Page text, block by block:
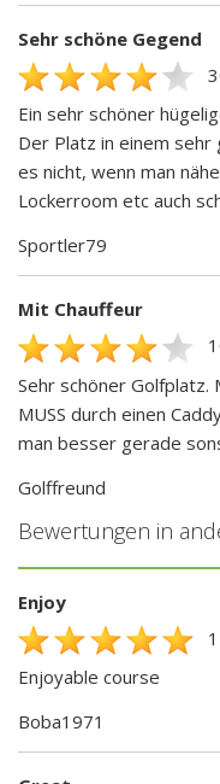
Sehr schöne Gegend
Ein sehr schöner
Der Platz in einem
es nicht, wenn man
Lockerroom etc auch
Sportler79
Mit Chauffeur
Sehr schöner
MUSS durch einen
man besser gerade
Golffreund
Bewertungen in
Enjoy
Enjoyable course
Boba1971